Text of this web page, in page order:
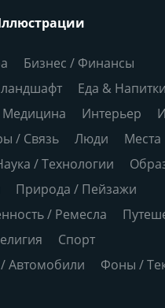
Бизнес / Финансы
Еда & Напитки
Медицина
Интерьер
/ Связь
Люди Места
/ Технологии
Природа / Пейзажи
/ Ремесла
Спорт
Автомобили
Фоны /